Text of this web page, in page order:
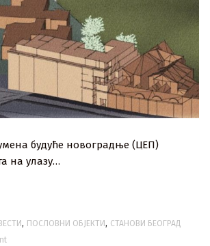
будуће новоградње (ЦЕП)
на улазу…
, ПОСЛОВНИ ОБЈЕКТИ, СТАНОВИ БЕОГРАД